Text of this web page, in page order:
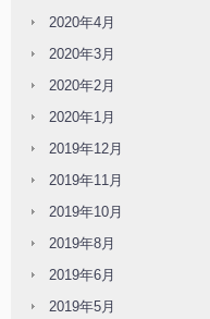
2020年4月
2020年3月
2020年2月
2020年1月
2019年12月
2019年11月
2019年10月
2019年8月
2019年6月
2019年5月